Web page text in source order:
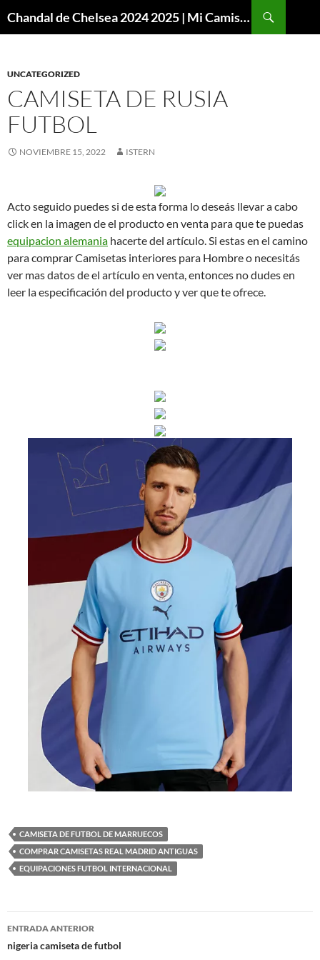
Chandal de Chelsea 2024 2025 | Mi Camiseta Futbol
UNCATEGORIZED
CAMISETA DE RUSIA
FUTBOL
NOVIEMBRE 15, 2022 ISTERN
Acto seguido puedes si de esta forma lo deseás llevar a cabo
click en la imagen de el producto en venta para que te puedas
equipacion alemania hacerte del artículo. Si estas en el camino
para comprar Camisetas interiores para Hombre o necesitás
ver mas datos de el artículo en venta, entonces no dudes en
leer la especificación del producto y ver que te ofrece.
CAMISETA DE FUTBOL DE MARRUECOS
COMPRAR CAMISETAS REAL MADRID ANTIGUAS
EQUIPACIONES FUTBOL INTERNACIONAL
Navegación
de
ENTRADA ANTERIOR
nigeria camiseta de futbol